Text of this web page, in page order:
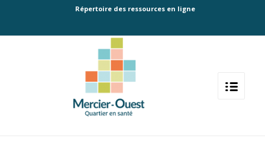
Répertoire des ressources en ligne